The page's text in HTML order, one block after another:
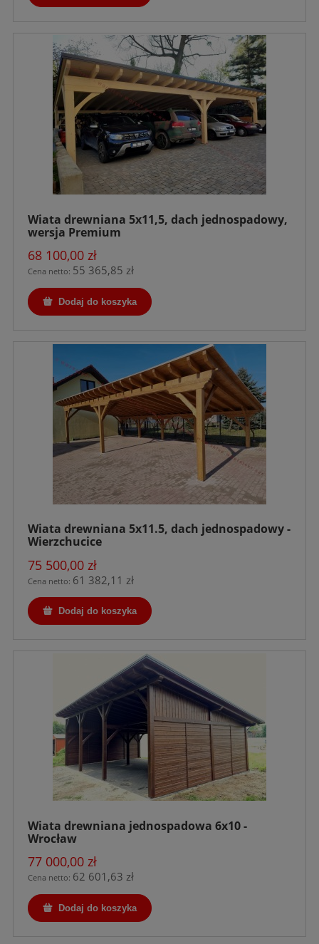
Wiata drewniana 5x11,5, dach jednospadowy,
wersja Premium
68 100,00 zł
Cena netto: 55 365,85 zł
Dodaj do koszyka
Wiata drewniana 5x11.5, dach jednospadowy -
Wierzchucice
75 500,00 zł
Cena netto: 61 382,11 zł
Dodaj do koszyka
Wiata drewniana jednospadowa 6x10 -
Wrocław
77 000,00 zł
Cena netto: 62 601,63 zł
Dodaj do koszyka